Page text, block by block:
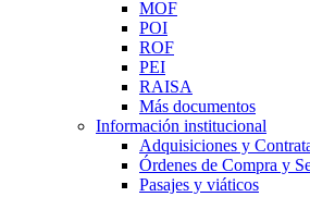
MOF
POI
ROF
PEI
RAISA
Más documentos
Información institucional
Adquisiciones y
Órdenes de Compra y
Pasajes y viáticos